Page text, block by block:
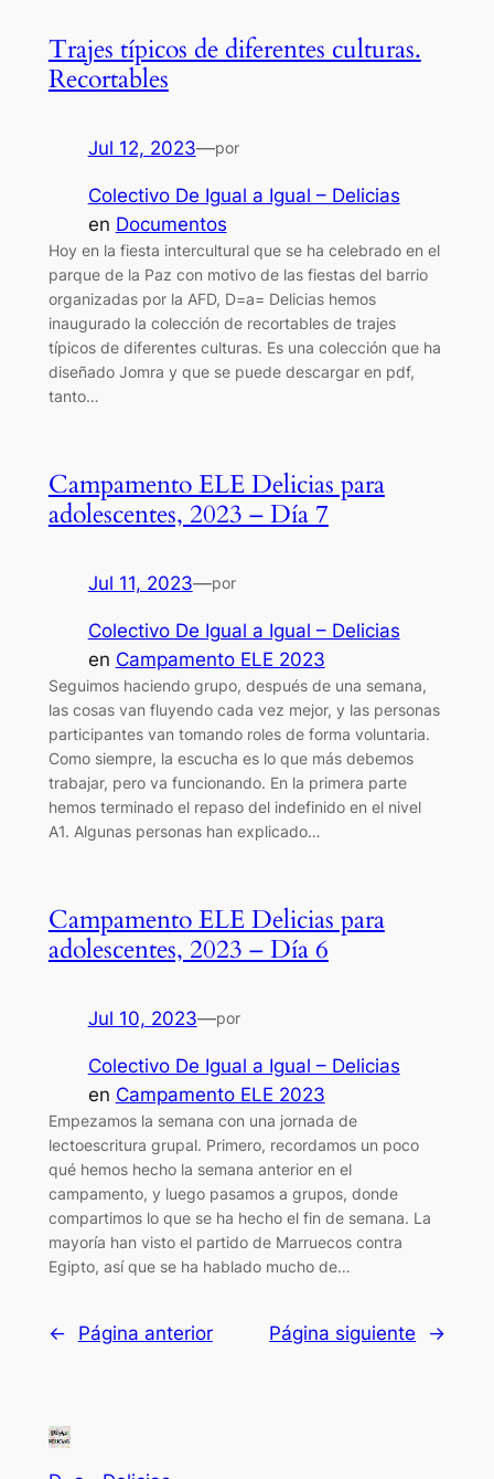
Trajes típicos de diferentes culturas.
Recortables
Jul 12, 2023—por
Colectivo De Igual a Igual – Delicias
en Documentos
Hoy en la fiesta intercultural que se ha celebrado en el
parque de la Paz con motivo de las fiestas del barrio
organizadas por la AFD, D=a= Delicias hemos
inaugurado la colección de recortables de trajes
típicos de diferentes culturas. Es una colección que ha
diseñado Jomra y que se puede descargar en pdf,
tanto…
Campamento ELE Delicias para
adolescentes, 2023 – Día 7
Jul 11, 2023—por
Colectivo De Igual a Igual – Delicias
en Campamento ELE 2023
Seguimos haciendo grupo, después de una semana,
las cosas van fluyendo cada vez mejor, y las personas
participantes van tomando roles de forma voluntaria.
Como siempre, la escucha es lo que más debemos
trabajar, pero va funcionando. En la primera parte
hemos terminado el repaso del indefinido en el nivel
A1. Algunas personas han explicado…
Campamento ELE Delicias para
adolescentes, 2023 – Día 6
Jul 10, 2023—por
Colectivo De Igual a Igual – Delicias
en Campamento ELE 2023
Empezamos la semana con una jornada de
lectoescritura grupal. Primero, recordamos un poco
qué hemos hecho la semana anterior en el
campamento, y luego pasamos a grupos, donde
compartimos lo que se ha hecho el fin de semana. La
mayoría han visto el partido de Marruecos contra
Egipto, así que se ha hablado mucho de…
← Página anterior Página siguiente →